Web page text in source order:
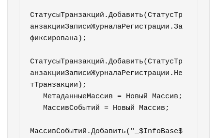
СтатусыТранзакций.Добавить(СтатусТр
анзакцииЗаписиЖурналаРегистрации.За
фиксирована);
СтатусыТранзакций.Добавить(СтатусТр
анзакцииЗаписиЖурналаРегистрации.Не
тТранзакции);
МассивСобытий.Добавить("_$InfoBase$